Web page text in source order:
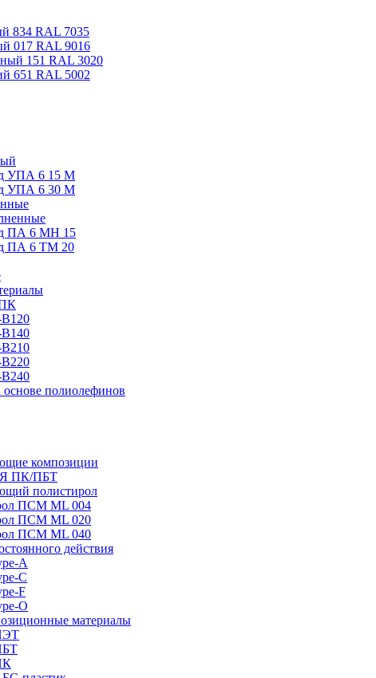
834 RAL 7035
017 RAL 9016
151 RAL 3020
651 RAL 5002
УПА 6 15 М
УПА 6 30 М
ПА 6 МН 15
ПА 6 ТМ 20
В120
В140
В210
В220
В240
полиолефинов
композиции
ПК/ПБТ
полистирол
ПСМ ML 004
ПСМ ML 020
ПСМ ML 040
действия
A
C
F
O
материалы